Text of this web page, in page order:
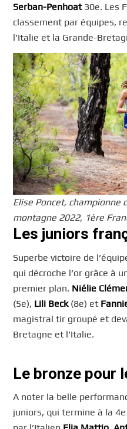
Serban-Penhoat 30e. Les
classement par équipes,
l’Italie et la Grande-
Elise Poncet, championne
montagne 2022, 1ère
Les juniors
Superbe victoire de
qui décroche l’or grâce à
premier plan. Niélie
(5e), Lili Beck(8e) et
magistral tir groupé et
Bretagne et l’Italie.
Le bronze pour
A noter la belle
juniors, qui termine à la